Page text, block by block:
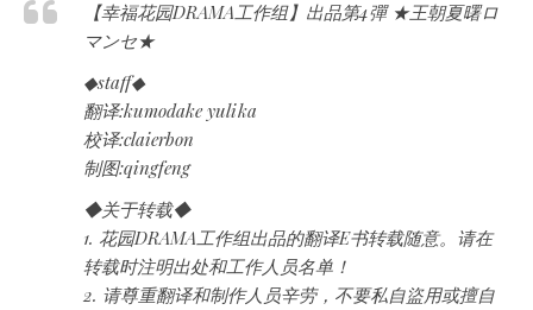
【幸福花园DRAMA工作组】出品第4彈 ★王朝夏曙ロ
マンセ★
◆staff◆
翻译:kumodake yulika
校译:claierbon
制图:qingfeng
◆关于转载◆
1. 花园DRAMA工作组出品的翻译E书转载随意。请在
转载时注明出处和工作人员名单！
2. 请尊重翻译和制作人员辛劳，不要私自盜用或擅自